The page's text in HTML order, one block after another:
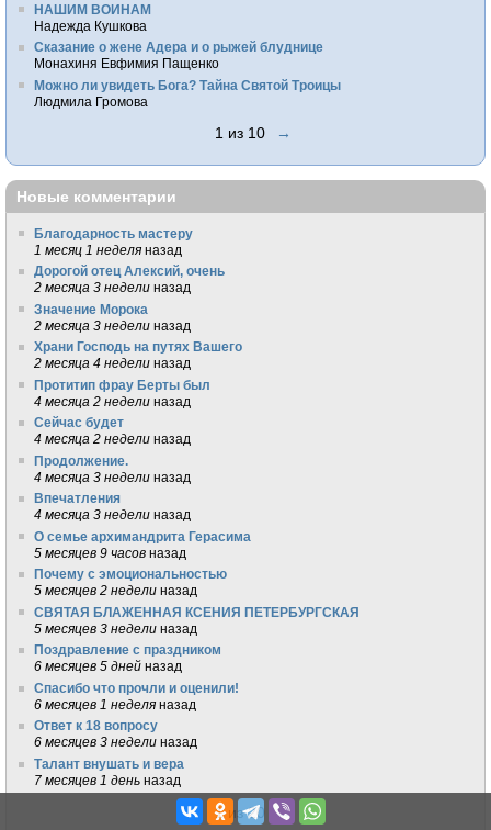
НАШИМ ВОИНАМ
Надежда Кушкова
Сказание о жене Адера и о рыжей блуднице
Монахиня Евфимия Пащенко
Можно ли увидеть Бога? Тайна Святой Троицы
Людмила Громова
1 из 10 →
Новые комментарии
Благодарность мастеру
1 месяц 1 неделя назад
Дорогой отец Алексий, очень
2 месяца 3 недели назад
Значение Морока
2 месяца 3 недели назад
Храни Господь на путях Вашего
2 месяца 4 недели назад
Протитип фрау Берты был
4 месяца 2 недели назад
Сейчас будет
4 месяца 2 недели назад
Продолжение.
4 месяца 3 недели назад
Впечатления
4 месяца 3 недели назад
О семье архимандрита Герасима
5 месяцев 9 часов назад
Почему с эмоциональностью
5 месяцев 2 недели назад
СВЯТАЯ БЛАЖЕННАЯ КСЕНИЯ ПЕТЕРБУРГСКАЯ
5 месяцев 3 недели назад
Поздравление с праздником
6 месяцев 5 дней назад
Спасибо что прочли и оценили!
6 месяцев 1 неделя назад
Ответ к 18 вопросу
6 месяцев 3 недели назад
Талант внушать и вера
7 месяцев 1 день назад
1 из 20 →